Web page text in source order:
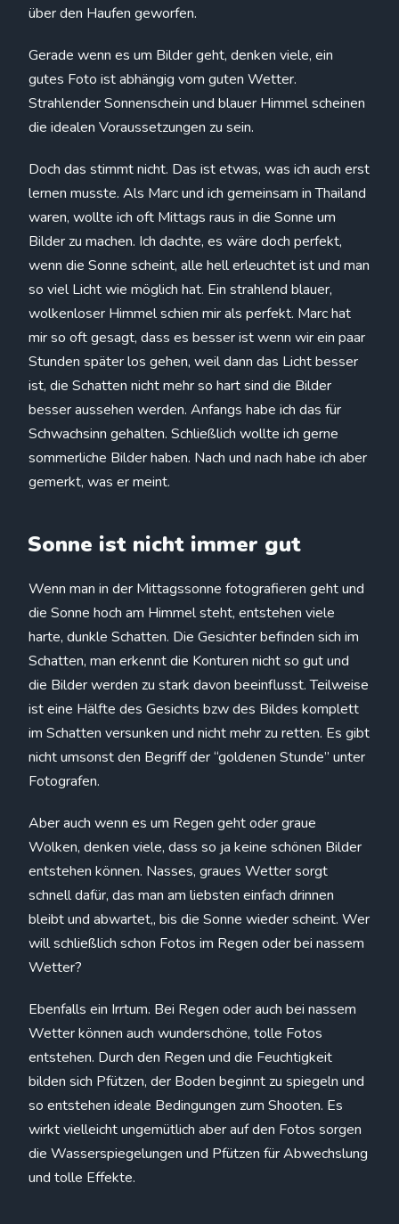
über den Haufen geworfen.
Gerade wenn es um Bilder geht, denken viele, ein
gutes Foto ist abhängig vom guten Wetter.
Strahlender Sonnenschein und blauer Himmel scheinen
die idealen Voraussetzungen zu sein.
Doch das stimmt nicht. Das ist etwas, was ich auch erst
lernen musste. Als Marc und ich gemeinsam in Thailand
waren, wollte ich oft Mittags raus in die Sonne um
Bilder zu machen. Ich dachte, es wäre doch perfekt,
wenn die Sonne scheint, alle hell erleuchtet ist und man
so viel Licht wie möglich hat. Ein strahlend blauer,
wolkenloser Himmel schien mir als perfekt. Marc hat
mir so oft gesagt, dass es besser ist wenn wir ein paar
Stunden später los gehen, weil dann das Licht besser
ist, die Schatten nicht mehr so hart sind die Bilder
besser aussehen werden. Anfangs habe ich das für
Schwachsinn gehalten. Schließlich wollte ich gerne
sommerliche Bilder haben. Nach und nach habe ich aber
gemerkt, was er meint.
Sonne ist nicht immer gut
Wenn man in der Mittagssonne fotografieren geht und
die Sonne hoch am Himmel steht, entstehen viele
harte, dunkle Schatten. Die Gesichter befinden sich im
Schatten, man erkennt die Konturen nicht so gut und
die Bilder werden zu stark davon beeinflusst. Teilweise
ist eine Hälfte des Gesichts bzw des Bildes komplett
im Schatten versunken und nicht mehr zu retten. Es gibt
nicht umsonst den Begriff der “goldenen Stunde” unter
Fotografen.
Aber auch wenn es um Regen geht oder graue
Wolken, denken viele, dass so ja keine schönen Bilder
entstehen können. Nasses, graues Wetter sorgt
schnell dafür, das man am liebsten einfach drinnen
bleibt und abwartet,, bis die Sonne wieder scheint. Wer
will schließlich schon Fotos im Regen oder bei nassem
Wetter?
Ebenfalls ein Irrtum. Bei Regen oder auch bei nassem
Wetter können auch wunderschöne, tolle Fotos
entstehen. Durch den Regen und die Feuchtigkeit
bilden sich Pfützen, der Boden beginnt zu spiegeln und
so entstehen ideale Bedingungen zum Shooten. Es
wirkt vielleicht ungemütlich aber auf den Fotos sorgen
die Wasserspiegelungen und Pfützen für Abwechslung
und tolle Effekte.